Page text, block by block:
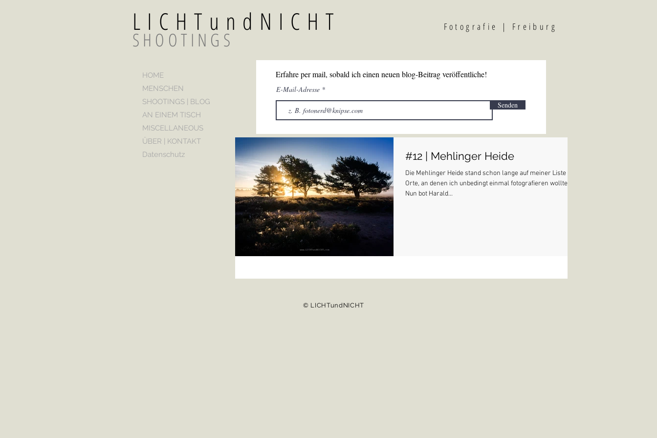
LICHTundNICHT F otografie | Freiburg
SHOOTINGS
Erfahre per mail, sobald ich einen neuen blog-Beitrag veröffentliche!
E-Mail-Adresse
Senden
#12 | Mehlinger Heide
Die Mehlinger Heide stand schon lange auf meiner Liste der
Orte, an denen ich unbedingt einmal fotografieren wollte.
Nun bot Harald...
HOME
MENSCHEN
SHOOTINGS | BLOG
AN EINEM TISCH
MISCELLANEOUS
ÜBER | KONTAKT
Datenschutz
© LICHTundNICHT